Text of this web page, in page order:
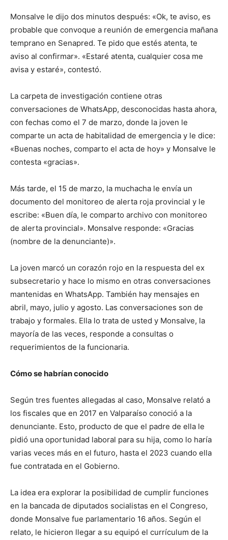
Monsalve le dijo dos minutos después: «Ok, te aviso, es
probable que convoque a reunión de emergencia mañana
temprano en Senapred. Te pido que estés atenta, te
aviso al confirmar». «Estaré atenta, cualquier cosa me
avisa y estaré», contestó.
La carpeta de investigación contiene otras
conversaciones de WhatsApp, desconocidas hasta ahora,
con fechas como el 7 de marzo, donde la joven le
comparte un acta de habitalidad de emergencia y le dice:
«Buenas noches, comparto el acta de hoy» y Monsalve le
contesta «gracias».
Más tarde, el 15 de marzo, la muchacha le envía un
documento del monitoreo de alerta roja provincial y le
escribe: «Buen día, le comparto archivo con monitoreo
de alerta provincial». Monsalve responde: «Gracias
(nombre de la denunciante)».
La joven marcó un corazón rojo en la respuesta del ex
subsecretario y hace lo mismo en otras conversaciones
mantenidas en WhatsApp. También hay mensajes en
abril, mayo, julio y agosto. Las conversaciones son de
trabajo y formales. Ella lo trata de usted y Monsalve, la
mayoría de las veces, responde a consultas o
requerimientos de la funcionaria.
Cómo se habrían conocido
Según tres fuentes allegadas al caso, Monsalve relató a
los fiscales que en 2017 en Valparaíso conoció a la
denunciante. Esto, producto de que el padre de ella le
pidió una oportunidad laboral para su hija, como lo haría
varias veces más en el futuro, hasta el 2023 cuando ella
fue contratada en el Gobierno.
La idea era explorar la posibilidad de cumplir funciones
en la bancada de diputados socialistas en el Congreso,
donde Monsalve fue parlamentario 16 años. Según el
relato, le hicieron llegar a su equipó el currículum de la